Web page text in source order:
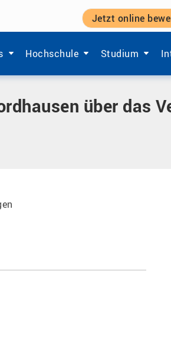
Jetzt online
Unterpunkte von 'Aktuelles'.
Hochschule
Zeige Menü-Unterpunkte von
Studium
Zeige Menü-
und die Vergabe von
über das